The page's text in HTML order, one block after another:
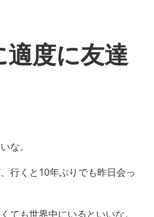
度に友達
な。
行くと10年ぶりでも昨日会っ
ても世界中にいるといいな。